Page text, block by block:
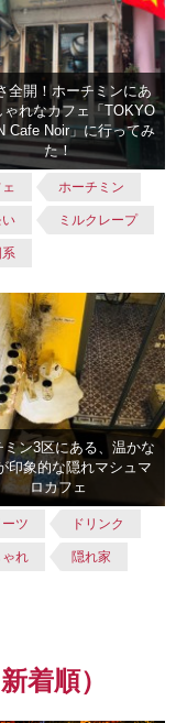
全開！ホーチミンにあ
ゃれなカフェ「TOKYO
Cafe Noir」に行ってみ
た！
ホーチミン
い ミルクレープ
ミン3区にある、温かな
印象的な隠れマシュマ
ロカフェ
ツ ドリンク
ゃれ 隠れ家
着順）